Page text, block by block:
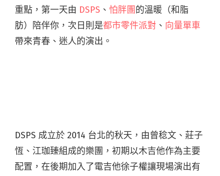
重點，第一天由 DSPS 、 怕胖團的溫暖（和脂
肪）陪伴你，次日則是都市零件派對 、 向量單車
帶來青春、迷人的演出。
DSPS 成立於 2014 台北的秋天，由曾稔文、莊子
恆、江珈臻組成的樂團，初期以木吉他作為主要
配置，在後期加入了電吉他徐子權讓現場演出有